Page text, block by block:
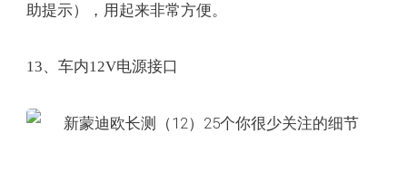
助提示），用起来非常方便。
13、车内12V电源接口